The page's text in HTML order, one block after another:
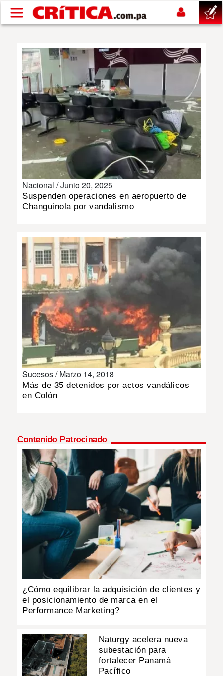
Pasar al contenido principal
SUCESOS
NACIONAL
POLÍTICA
DEPORTES
INSÓLITAS
MULTIMEDIA
IMPRESO
Nacional /Junio 20, 2025
Suspenden operaciones en aeropuerto de
Changuinola por vandalismo
Sucesos /Marzo 14, 2018
Más de 35 detenidos por actos vandálicos
en Colón
Contenido Patrocinado
¿Cómo equilibrar la adquisición de clientes y
el posicionamiento de marca en el
Performance Marketing?
Naturgy acelera nueva
subestación para
fortalecer Panamá
Pacífico